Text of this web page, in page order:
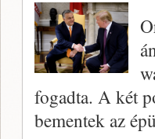
fogadta. A két
bementek az